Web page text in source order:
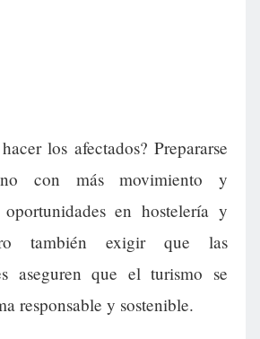
los afectados? Prepararse
con más movimiento y
en hostelería y
también exigir que las
aseguren que el turismo se
responsable y sostenible.